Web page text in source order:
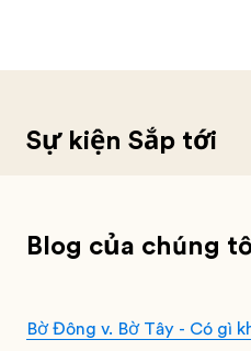
Sự kiện Sắp tới
Blog của chúng
Bờ Đông v. Bờ Tây - Có gì